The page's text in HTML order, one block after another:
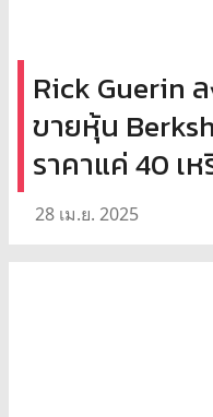
Rick Guerin
ขายหุ้น
ราคาแค่ 40 เ
28 เม.ย. 2025